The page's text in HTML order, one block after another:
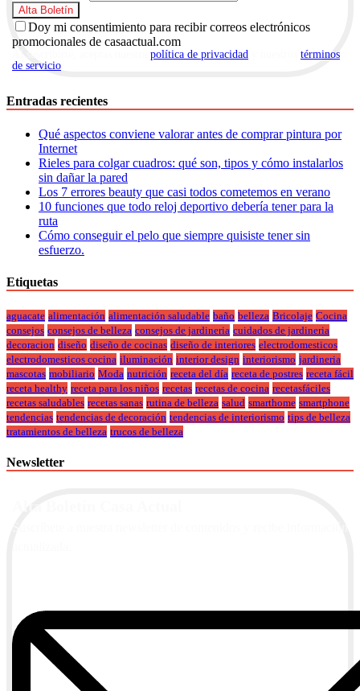
Doy mi consentimiento para recibir correos electrónicos
promocionales de casaactual.com
política de privacidad
términos
de servicio
Entradas recientes
Qué aspectos conviene valorar antes de comprar pintura por
Internet
Rieles para colgar cuadros: qué son, tipos y cómo instalarlos
sin dañar la pared
Los 7 errores beauty que casi todos cometemos en verano
10 funciones que todo reloj deportivo debería tener para la
ruta
Cómo conseguir el pelo que siempre quisiste tener sin
esfuerzo.
Etiquetas
aguacate alimentación alimentación saludable baño belleza Bricolaje Cocina
consejos consejos de belleza consejos de jardineria cuidados de jardineria
decoracion diseño diseño de cocinas diseño de interiores electrodomesticos
electrodomesticos cocina iluminación interior design interiorismo jardineria
mascotas mobiliario Moda nutrición receta del día receta de postres receta fácil
receta healthy receta para los niños recetas recetas de cocina recetasfáciles
recetas saludables recetas sanas rutina de belleza salud smarthome smartphone
tendencias tendencias de decoración tendencias de interiorismo tips de belleza
tratamientos de belleza trucos de belleza
Newsletter